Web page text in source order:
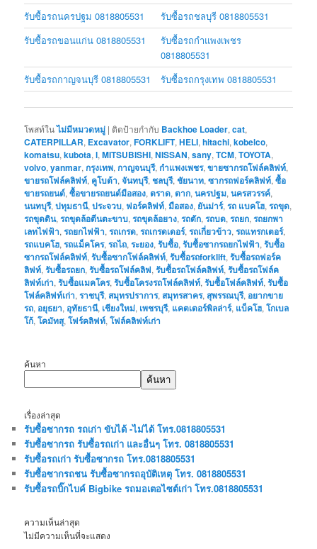
รับซื้อรถนครปฐม 0818805531
รับซื้อรถชลบุรี 0818805531
รับซื้อรถขอนแก่น 0818805531
รับซื้อรถกำแพงเพชร
0818805531
รับซื้อรถกาญจนบุรี 0818805531
รับซื้อรถกรุงเทพ 0818805531
โพสท์ในไม่มีหมวดหมู่ | ติดป้ายกำกับ Backhoe Loader,cat,
CATERPILLAR, Excavator,FORKLIFT,HELI,hitachi,kobelco,
komatsu,kubota,l,MITSUBISHI,NISSAN,sany,TCM,TOYOTA,
volvo,yanmar,กรุงเทพ,กาญจนบุรี,กำแพงเพชร,ขายซากรถโฟล์คลิฟท์,
ขายรถโฟล์คลิฟท์, คูโบต้า,จันทบุรี,ชลบุรี,ชัยนาท,ซากรถฟอร์คลิฟท์,ซื้อ
ขายรถยนต์,ซื้อขายรถยนต์มือสอง,ตราด,ตาก,นครปฐม,นครสวรรค์,
นนทบุรี,ปทุมธานี,ประจวบ,ฟอร์คลิฟท์,มือสอง, ยันม่าร์,รถ แบคโฮ,รถขุด,
รถขุดดิน,รถขุดล้อตีนตะขาบ,รถขุดล้อยาง,รถตัก,รถบด,รถยก,รถยกพา
เลทไฟฟ้า,รถยกไฟฟ้า,รถเกรด,รถเกรดเดอร์,รถเกี่ยวข้าว,รถแทรกเตอร์,
รถแบคโฮ,รถแม็คโคร,รถไถ,ระยอง,รับซื้อ,รับซื้อซากรถยกไฟฟ้า,รับซื้อ
ซากรถโฟล์คลิฟท์,รับซื้อซากโฟล์คลิฟท์,รับซื้อรถforklift,รับซื้อรถฟอร์ค
ลิฟท์,รับซื้อรถยก,รับซื้อรถโฟล์คลิฟ,รับซื้อรถโฟล์คลิฟท์,รับซื้อรถโฟล์ค
ลิฟท์เก่า,รับซื้อแมคโคร,รับซื้อโครงรถโฟล์คลิฟท์,รับซื้อโฟล์คลิฟท์,รับซื้อ
โฟล์คลิฟท์เก่า,ราชบุรี, สมุทรปราการ, สมุทรสาคร, สุพรรณบุรี, อยากขาย
รถ, อยุธยา, อุทัยธานี, เชียงใหม่, เพชรบุรี, แคตเตอร์พิลล่าร์, แบ็คโฮ,โกเบล
โก้,โคมัทสุ,โฟร์คลิฟท์,โฟล์คลิฟท์เก่า
ค้นหา
ค้นหา
เรื่องล่าสุด
รับซื้อซากรถ รถเก่า ขับได้ -ไม่ได้ โทร.0818805531
รับซื้อซากรถ รับซื้อรถเก่า และอื่นๆ โทร. 0818805531
รับซื้อรถเก่า รับซื้อซากรถ โทร.0818805531
รับซื้อซากรถชน รับซื้อซากรถอุบัติเหตุ โทร. 0818805531
รับซื้อรถบิ๊กไบค์ Bigbike รถมอเตอไซต์เก่า โทร.0818805531
ความเห็นล่าสุด
ไม่มีความเห็นที่จะแสดง